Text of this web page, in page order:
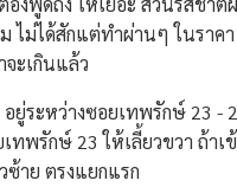
ไม่ได้สักแต่ทำผ่านๆ ในราค
ะเกินแล้ว
อยู่ระหว่างซอยเทพรักษ์ 23 -
เทพรักษ์ 23 ให้เลี้ยวขวา ถ้า
ซ้าย ตรงแยกแรก